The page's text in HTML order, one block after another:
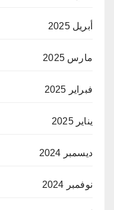
أبريل 2025
مارس 2025
فبراير 2025
يناير 2025
ديسمبر 2024
نوفمبر 2024